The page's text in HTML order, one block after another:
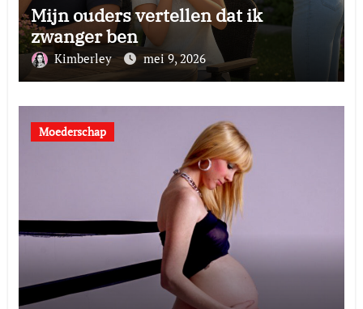
Mijn ouders vertellen dat ik
zwanger ben
Kimberley mei 9, 2026
Moederschap